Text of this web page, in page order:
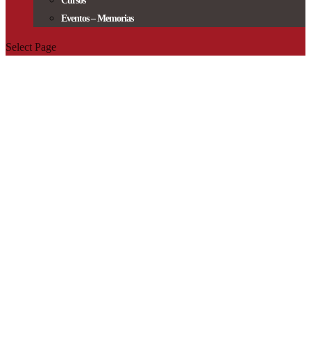
Eventos – Memorias
Select Page